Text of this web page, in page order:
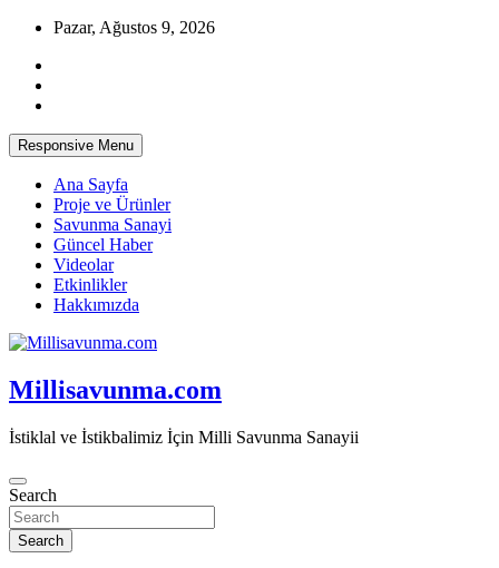
Skip
content
Pazar, Ağustos 9, 2026
Responsive Menu
Ana Sayfa
Proje ve Ürünler
Savunma Sanayi
Güncel Haber
Videolar
Etkinlikler
Hakkımızda
Millisavunma.com
İstiklal ve İstikbalimiz İçin Milli Savunma Sanayii
Search
Search